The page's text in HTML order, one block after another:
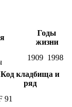
Годы
жизни
1909 1998
Код кладбища и
ряд
91